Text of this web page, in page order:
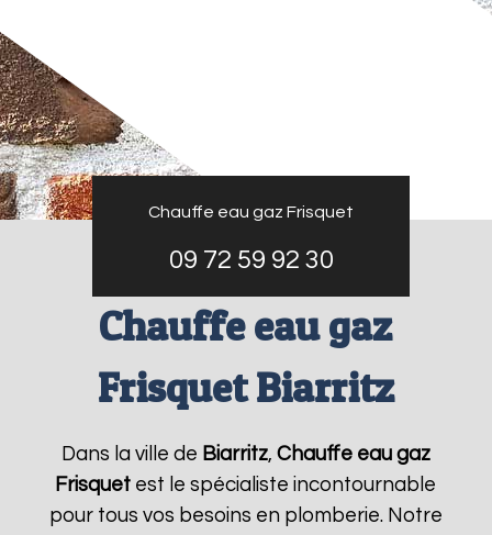
Chauffe eau gaz Frisquet
09 72 59 92 30
Chauffe eau gaz
Frisquet Biarritz
Dans la ville de Biarritz, Chauffe eau gaz
Frisquet est le spécialiste incontournable
pour tous vos besoins en plomberie. Notre